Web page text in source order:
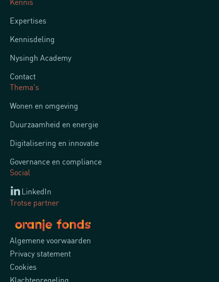
Expertises
Kennisdeling
Nysingh Academy
Contact
Thema's
Wonen en omgeving
Duurzaamheid en energie
Digitalisering en innovatie
Governance en compliance
Social
LinkedIn
Trotse partner
Algemene voorwaarden
Privacy statement
Cookies
Klachtenregeling